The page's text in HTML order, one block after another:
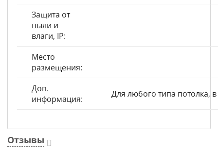
Защита от
пыли и
влаги, IP:
Место
размещения:
Доп.
информация:
Для любого типа потолка,
Отзывы